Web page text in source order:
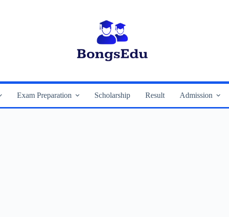
Exam Preparation Scholarship Result Admission